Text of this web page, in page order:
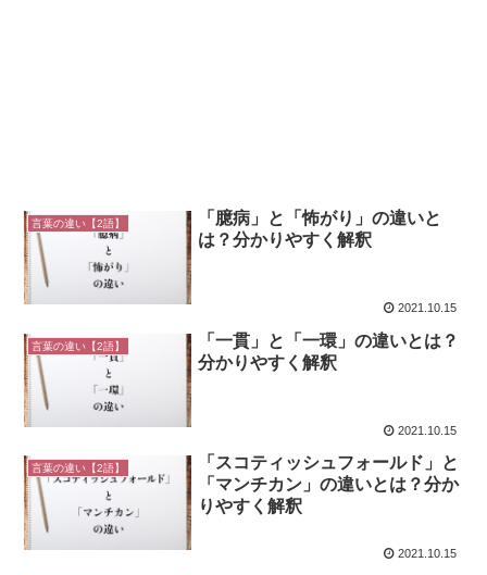
言葉の違い【2語】
「臆病」と「怖がり」の違いと
は？分かりやすく解釈
2021.10.15
言葉の違い【2語】
「一貫」と「一環」の違いとは？
分かりやすく解釈
2021.10.15
言葉の違い【2語】
「スコティッシュフォールド」と
「マンチカン」の違いとは？分か
りやすく解釈
2021.10.15